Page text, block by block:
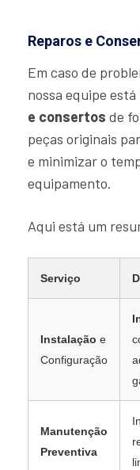
Reparos e
Em caso de
nossa equipe
e consertos de
peças originais
e minimizar o
equipamento.
Aqui está um
Serviço
Instalação e
Configuração
Manutenção
Preventiva